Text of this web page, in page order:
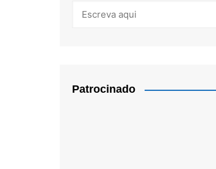
Patrocinado